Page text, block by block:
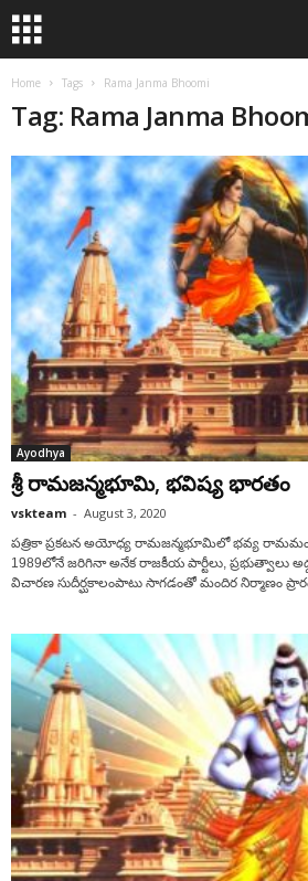
Home Tags Rama Janma Bhoomi
Tag: Rama Janma
Ayodhya
శ్రీ రామజన్మభూమి, భవిష్య భారతం
vskteam - August 3, 2020
పత్రికా ప్రకటన అయోధ్య రామజన్మభూమిలో భవ్య
1989లోనే జరిగినా అనేక రాజకీయ పార్టీలు, ప్రభుత్వాలు
విచారణ సుదీర్ఘకాలంపాటు సాగడంతో మందిర నిర్మాణం